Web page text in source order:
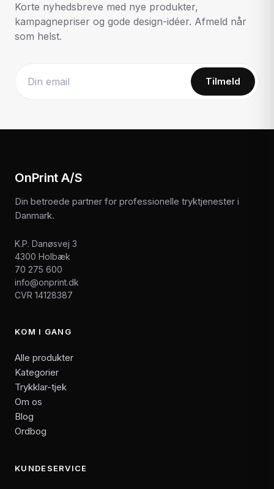
Korte nyhedsbreve med nye produkter,
kampagnepriser og gode design-idéer. Afmeld når
som helst.
Tilmeld
OnPrint A/S
Din betroede partner for professionelle tryktjenester i
Danmark.
K.P. Danøsvej 3
4300 Holbæk
70 275 600
info@onprint.dk
CVR 14128387
KOM I GANG
Alle produkter
Kategorier
Trykklar-tjek
Om os
Blog
Ordbog
KUNDESERVICE